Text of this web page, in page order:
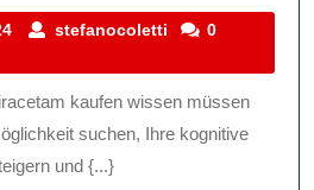
12
2024
stefanocoletti stefanocoletti
0
suchen, Ihre kognitive
und {...}